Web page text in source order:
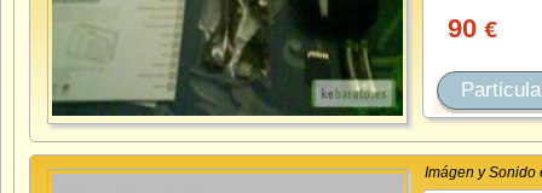
90 €
Imágen y Sonido